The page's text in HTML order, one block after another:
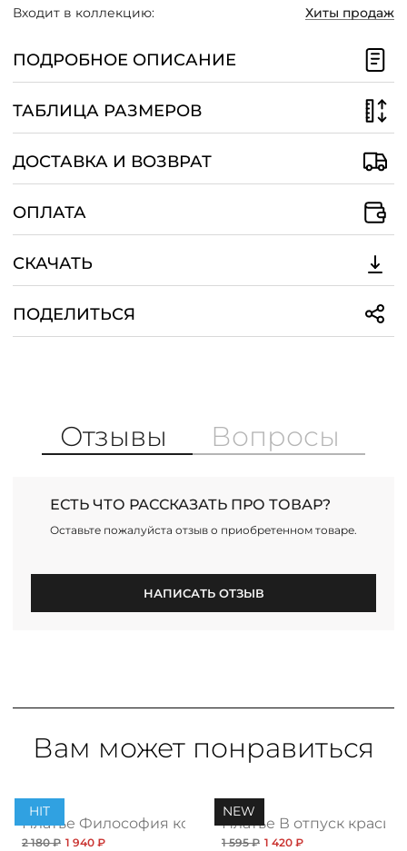
/
Входит в коллекцию:
Хиты продаж
ПОДРОБНОЕ ОПИСАНИЕ
ТАБЛИЦА РАЗМЕРОВ
ДОСТАВКА И ВОЗВРАТ
ОПЛАТА
СКАЧАТЬ
ПОДЕЛИТЬСЯ
Отзывы Вопросы
ЕСТЬ ЧТО РАССКАЗАТЬ ПРО ТОВАР?
Оставьте пожалуйста отзыв о приобретенном товаре.
НАПИСАТЬ ОТЗЫВ
Вам может понравиться
нью рэд
HIT
Платье Философия комфорта, нью
2 180 ₽ 1 940 ₽
NEW
Платье В отпуск
1 595 ₽ 1 420 ₽